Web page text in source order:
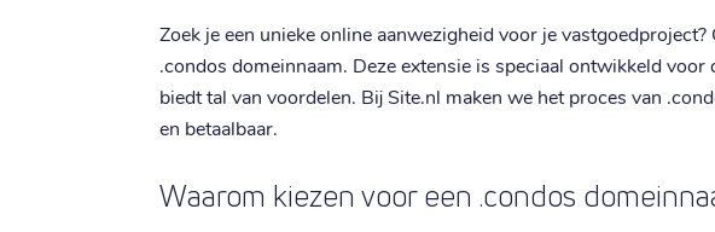
Zoek je een unieke online aanwezigheid voor je vastgoedproject?
.condos domeinnaam. Deze extensie is speciaal ontwikkeld voor
biedt tal van voordelen. Bij Site.nl maken we het proces van
en betaalbaar.
Waarom kiezen voor een .condos